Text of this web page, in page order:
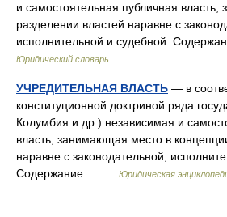
и самостоятельная публичная
разделении властей наравне с
исполнительной и судебной.
Юридический словарь
УЧРЕДИТЕЛЬНАЯ ВЛАСТЬ — в
конституционной доктриной ряда
Колумбия и др.) независимая и
власть, занимающая место в
наравне с законодательной,
Содержание… …
Юридическая